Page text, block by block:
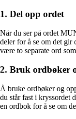
1. Del opp ordet
Når du ser på ordet
deler for å se om det
være to separate ord
2. Bruk ordbøker
Å bruke ordbøker og
du står fast i
en ordbok for å se om